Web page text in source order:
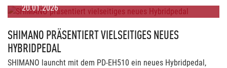
20.01.2026
SHIMANO PRÄSENTIERT VIELSEITIGES NEUES
HYBRIDPEDAL
SHIMANO launcht mit dem PD-EH510 ein neues Hybridpedal,